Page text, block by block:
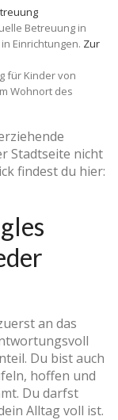
Betreuung in
Einrichtungen. Zur
für Kinder von
Wohnort des
Stadtseite nicht
findest du hier:
an das
Du bist auch
hoffen und
Du darfst
Alltag voll ist.